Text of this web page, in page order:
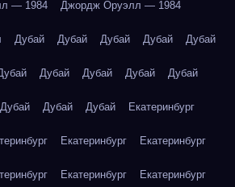
— 1984 Джордж Оруэлл — 1984
Дубай Дубай Дубай Дубай Дубай
Дубай Дубай Дубай Дубай
Дубай Дубай Дубай Екатеринбург
Екатеринбург Екатеринбург
Екатеринбург Екатеринбург